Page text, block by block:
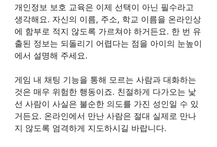
개인정보 보호 교육은 이제 선택이 아닌 필수라고
생각해요. 자신의 이름, 주소, 학교 이름을 온라인상
에 함부로 적지 않도록 가르쳐야 하거든요. 한 번 유
출된 정보는 되돌리기 어렵다는 점을 아이의 눈높이
에서 설명해 주세요.
게임 내 채팅 기능을 통해 모르는 사람과 대화하는
것은 매우 위험한 행동이죠. 친절하게 다가오는 낯
선 사람이 사실은 불순한 의도를 가진 성인일 수 있
거든요. 온라인에서 만난 사람은 절대 실제로 만나
지 않도록 엄격하게 지도하시길 바랍니다.